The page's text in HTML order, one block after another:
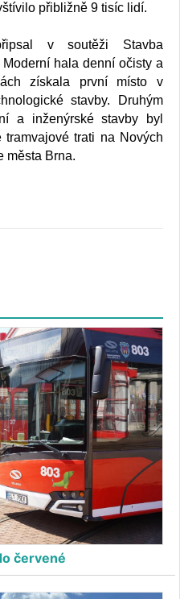
přibližně 9 tisíc lidí.
v soutěži Stavba
hala denní očisty a
získala první místo v
stavby. Druhým
a inženýrské stavby byl
tramvajové trati na Nových
města Brna.
červené